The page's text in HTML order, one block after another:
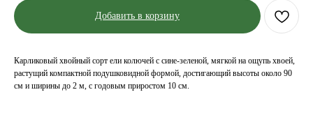
Добавить в корзину
Карликовый хвойный сорт ели колючей с сине-зеленой, мягкой на ощупь хвоей,
растущий компактной подушковидной формой, достигающий высоты около 90
см и ширины до 2 м, с годовым приростом 10 см.